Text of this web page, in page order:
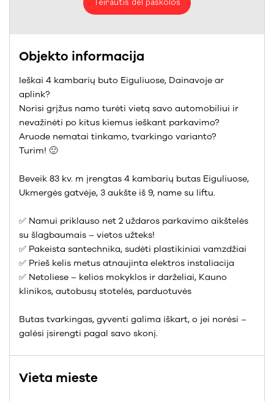
Teirautis dėl paskolos
Objekto informacija
Ieškai 4 kambarių buto Eiguliuose, Dainavoje ar
aplink?
Norisi grįžus namo turėti vietą savo automobiliui ir
nevažinėti po kitus kiemus ieškant parkavimo?
Aruode nematai tinkamo, tvarkingo varianto?
Turim! 🙂
Beveik 83 kv. m įrengtas 4 kambarių butas Eiguliuose,
Ukmergės gatvėje, 3 aukšte iš 9, name su liftu.
✅ Namui priklauso net 2 uždaros parkavimo aikštelės
su šlagbaumais – vietos užteks!
✅ Pakeista santechnika, sudėti plastikiniai vamzdžiai
✅ Prieš kelis metus atnaujinta elektros instaliacija
✅ Netoliese – kelios mokyklos ir darželiai, Kauno
klinikos, autobusų stotelės, parduotuvės
Butas tvarkingas, gyventi galima iškart, o jei norėsi –
galėsi įsirengti pagal savo skonį.
Vieta mieste